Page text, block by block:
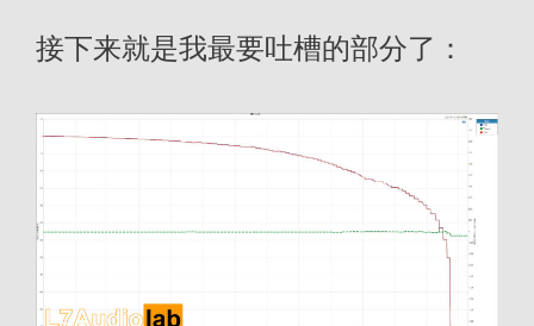
接下来就是我最要吐槽的部分了：